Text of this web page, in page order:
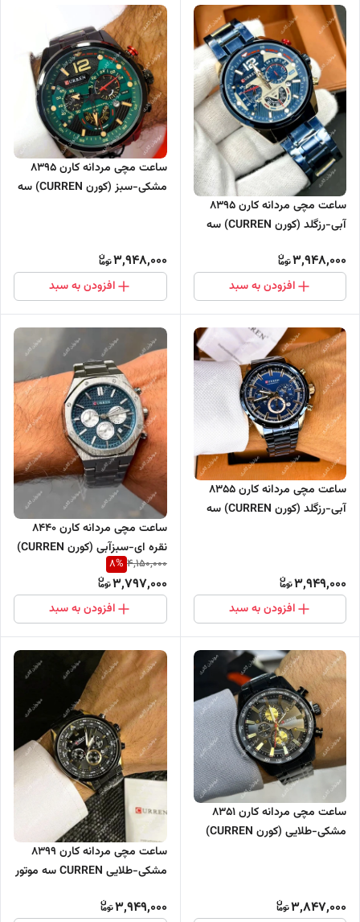
ساعت مچی مردانه کارن 8395
آبی-رزگلد (کورن CURREN) سه
3,948,000
افزودن به سبد
ساعت مچی مردانه کارن 8395
مشکی-سبز (کورن CURREN) سه
3,948,000
افزودن به سبد
ساعت مچی مردانه کارن 8355
آبی-رزگلد (کورن CURREN) سه
3,949,000
افزودن به سبد
ساعت مچی مردانه کارن 8440
نقره ای-سبزآبی (کورن CURREN)
سه موتور فعال
4,150,000
8%
3,797,000
افزودن به سبد
ساعت مچی مردانه کارن 8351
مشکی-طلایی (کورن CURREN)
3,847,000
ساعت مچی مردانه کارن 8399
مشکی-طلایی CURREN سه موتور
3,949,000